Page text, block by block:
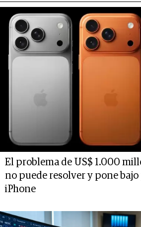
El problema de US$ 1.000
no puede resolver y pone
iPhone